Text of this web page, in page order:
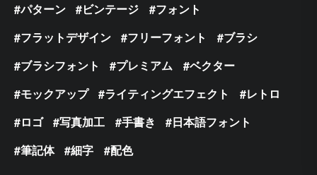
パターン
ビンテージ
フォント
フラットデザイン
フリーフォント
ブラシ
ブラシフォント
プレミアム
ベクター
モックアップ
ライティングエフェクト
レトロ
ロゴ
写真加工 手書き
日本語フォント
筆記体
細字 配色